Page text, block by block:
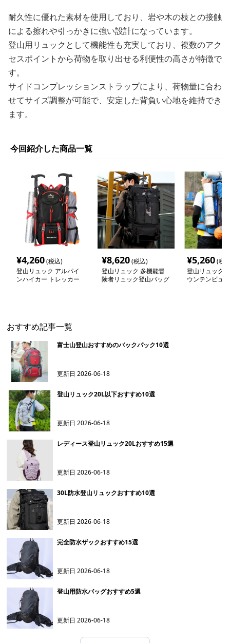
耐久性に優れた素材を使用しており、岩や木の枝との接触
による擦れや引っかきに強い設計になっています。
登山用リュックとして機能性も充実しており、複数のアク
セスポイントから荷物を取り出せる利便性の高さが特徴で
す。
サイドコンプレッションストラップにより、荷物量に合わ
せてサイズ調整が可能で、安定した背負い心地を維持でき
ます。
今回紹介した商品一覧
¥4,260(税込)
登山リュック アルパイ
ンハイカー トレッカー
¥8,620(税込)
登山リュック 多機能冒
険者リュック登山バッグ
¥5,260(税
登山リュック
ウンテンビュ
おすすめ記事一覧
富士山登山おすすめのバックパック10選
更新日2026-06-18
登山リュック20L以下おすすめ10選
更新日2026-06-18
レディース登山リュック20Lおすすめ15選
更新日2026-06-18
30L防水登山リュックおすすめ10選
更新日2026-06-18
完全防水ザックおすすめ15選
更新日2026-06-18
登山用防水バッグおすすめ5選
更新日2026-06-18